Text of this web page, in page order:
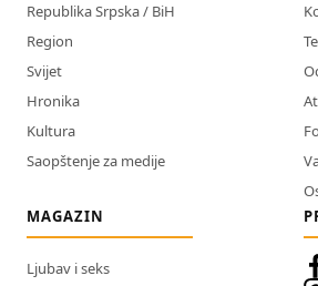
Republika Srpska / BiH
Region
Svijet
Hronika
Kultura
Saopštenje za medije
MAGAZIN
Ljubav i seks